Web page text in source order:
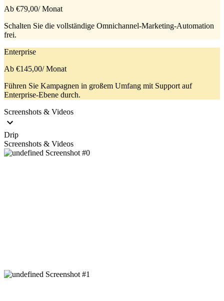
Ab €79,00/ Monat
Schalten Sie die vollständige Omnichannel-Marketing-Automation
frei.
Enterprise
Ab €145,00/ Monat
Führen Sie Kampagnen in großem Umfang mit Support auf
Enterprise-Ebene durch.
Screenshots & Videos
Drip
Screenshots & Videos